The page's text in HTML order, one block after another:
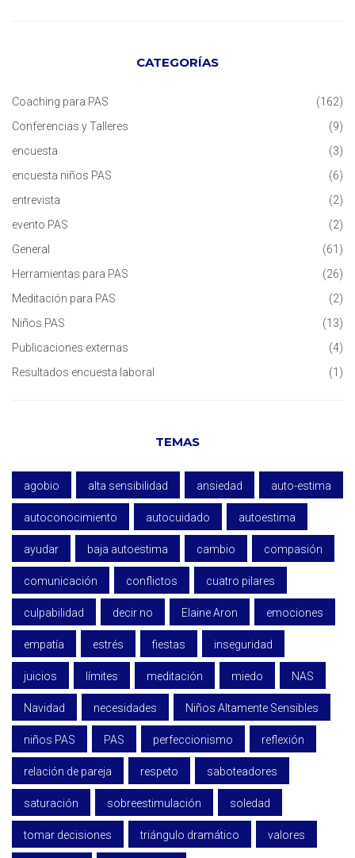
CATEGORÍAS
Coaching para PAS
(162)
Conferencias y Talleres
(9)
encuesta
(3)
encuesta niños PAS
(6)
entrevista
(2)
evento PAS
(2)
General
(61)
Herramientas para PAS
(26)
Meditación para PAS
(2)
Niños PAS
(13)
Publicaciones externas
(4)
Resultados encuesta laboral
(1)
TEMAS
agobio alta sensibilidad ansiedad auto-estima
autoconocimiento autocuidado autoestima
ayudar baja autoestima cambio compasión
comunicación conflictos cuatro pilares
culpabilidad decir no Elaine Aron emociones
empatía estrés fiestas inseguridad
juicios límites meditación miedo NAS
Navidad necesidades Niños Altamente Sensibles
niños PAS PAS perfeccionismo reflexión
relación de pareja respeto saboteadores
saturación sobreestimulación soledad
tomar decisiones triángulo dramático valores